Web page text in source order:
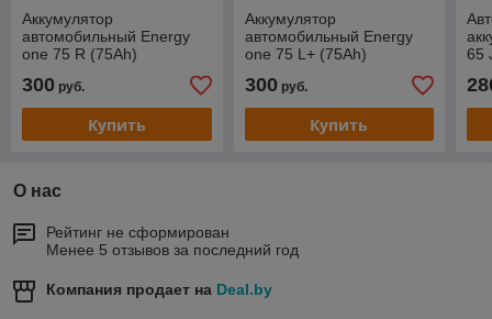
Аккумулятор
автомобильный Energy
one 75 R (75Ah)
300 руб.
Купить
Аккумулятор
автомобильный Energy
one 75 L+ (75Ah)
300руб.
Купить
65
О нас
Рейтинг не сформирован
Менее 5 отзывов за последний год
Компания продает на Deal.by